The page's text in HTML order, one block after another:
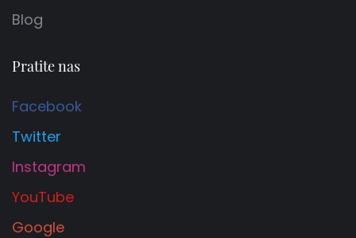
Blog
Pratite nas
Facebook
Twitter
Instagram
YouTube
Google